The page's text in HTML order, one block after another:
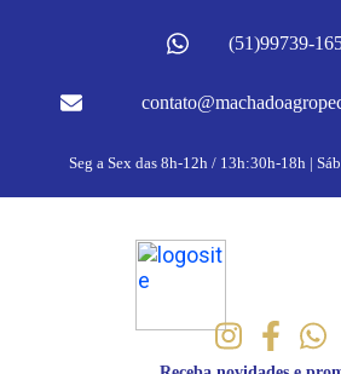
(51)99739-
Seg a Sex das 8h-12h / 13h:30h-18h |